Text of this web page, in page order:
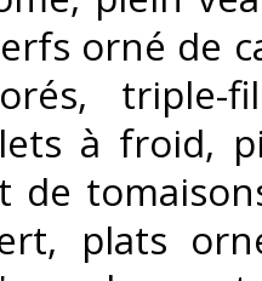
orné de
triple-
à froid,
de
plats